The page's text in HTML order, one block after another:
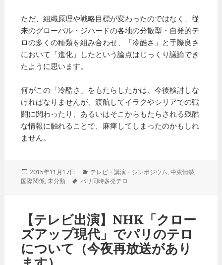
ただ、組織原理や戦略目標が変わったのではなく、従
来のグローバル・ジハードの各地の分散型・自発的テ
ロの多くの種類を組み合わせ、「冷酷さ」と手際良さ
において「進化」したという論点はじっくり議論でき
たように思います。
何がこの「冷酷さ」をもたらしたかは、今後検討しな
ければなりませんが、渡航してイラクやシリアでの戦
闘に関わったり、あるいはそこからもたらされる残酷
な情報に触れることで、麻痺してしまったのかもしれ
ません。
投
稿
2015年11月17日
カ
テ
テレビ・講演・シンポジウム,中東情勢,
国際関係,未分類
タ
パリ同時多発テロ
【テレビ出演】NHK「クロー
ズアップ現代」でパリのテロ
について（今夜再放送があり